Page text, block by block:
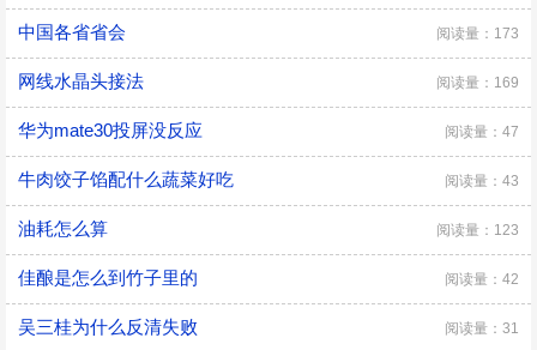
中国各省省会 阅读量：173
网线水晶头接法 阅读量：169
华为mate30投屏没反应 阅读量：47
牛肉饺子馅配什么蔬菜好吃 阅读量：43
油耗怎么算 阅读量：123
佳酿是怎么到竹子里的 阅读量：42
吴三桂为什么反清失败 阅读量：31